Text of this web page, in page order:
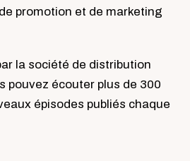
promotion et de marketing
la société de distribution
pouvez écouter plus de 300
épisodes publiés chaque